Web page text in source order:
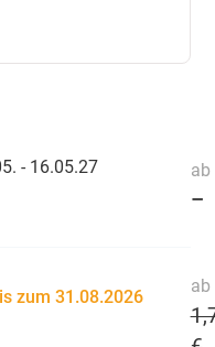
- 16.05.27 ab
–
zum 31.08.2026
ab